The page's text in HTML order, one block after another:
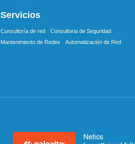
Servicios
Consultoría de red
Consultoria de Seguridad
Mantenimiento de Redes
Automatización de Red